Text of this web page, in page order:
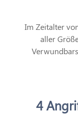
Im Zeitalter
aller
4